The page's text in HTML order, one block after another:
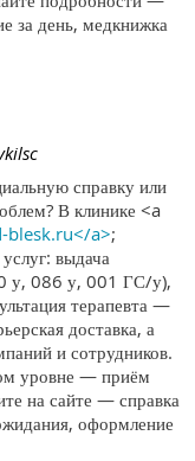
за день, медкнижка
справку или
В клинике <a
blesk.ru</a>;
выдача
у, 086 у, 001 ГС/у),
терапевта —
доставка, а
и сотрудников.
уровне — приём
на сайте — справка
оформление